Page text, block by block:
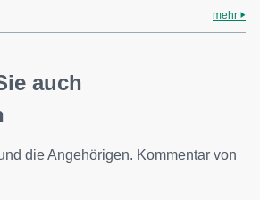
mehr
auch
die Angehörigen. Kommentar von